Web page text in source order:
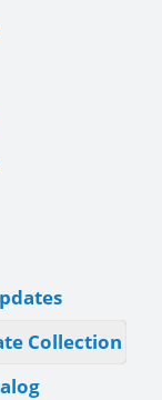
Collection